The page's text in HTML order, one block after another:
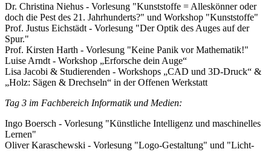
Dr. Christina Niehus - Vorlesung "Kunststoffe = Alleskönner oder
doch die Pest des 21. Jahrhunderts?" und Workshop "Kunststoffe"
Prof. Justus Eichstädt - Vorlesung "Der Optik des Auges auf der
Spur."
Prof. Kirsten Harth - Vorlesung "Keine Panik vor Mathematik!"
Luise Arndt - Workshop „Erforsche dein Auge“
Lisa Jacobi & Studierenden - Workshops „CAD und 3D-Druck“ &
„Holz: Sägen & Drechseln“ in der Offenen Werkstatt
Tag 3 im Fachbereich Informatik und Medien:
Ingo Boersch - Vorlesung "Künstliche Intelligenz und maschinelles
Lernen"
Oliver Karaschewski - Vorlesung "Logo-Gestaltung" und "Licht-